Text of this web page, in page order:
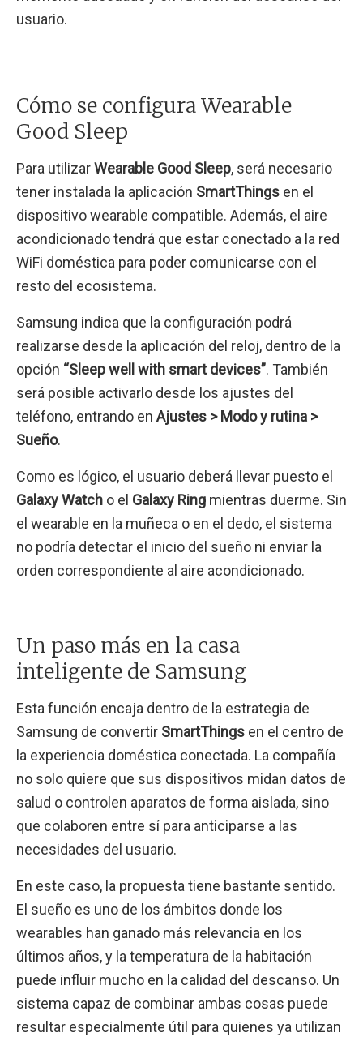
usuario.
Cómo se configura Wearable
Good Sleep
Para utilizarWearable Good Sleep, será necesario
tener instalada la aplicación SmartThings en el
dispositivo wearable compatible. Además, el aire
acondicionado tendrá que estar conectado a la red
WiFi doméstica para poder comunicarse con el
resto del ecosistema.
Samsung indica que la configuración podrá
realizarse desde la aplicación del reloj, dentro de la
opción “Sleep well with smart devices”. También
será posible activarlo desde los ajustes del
teléfono, entrando en Ajustes > Modo y rutina >
Sueño.
Como es lógico, el usuario deberá llevar puesto el
Galaxy Watch o el Galaxy Ring mientras duerme. Sin
el wearable en la muñeca o en el dedo, el sistema
no podría detectar el inicio del sueño ni enviar la
orden correspondiente al aire acondicionado.
Un paso más en la casa
inteligente de Samsung
Esta función encaja dentro de la estrategia de
Samsung de convertir SmartThings en el centro de
la experiencia doméstica conectada. La compañía
no solo quiere que sus dispositivos midan datos de
salud o controlen aparatos de forma aislada, sino
que colaboren entre sí para anticiparse a las
necesidades del usuario.
En este caso, la propuesta tiene bastante sentido.
El sueño es uno de los ámbitos donde los
wearables han ganado más relevancia en los
últimos años, y la temperatura de la habitación
puede influir mucho en la calidad del descanso. Un
sistema capaz de combinar ambas cosas puede
resultar especialmente útil para quienes ya utilizan